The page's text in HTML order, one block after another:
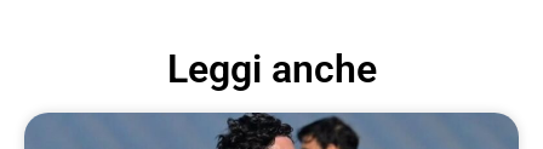
Leggi anche